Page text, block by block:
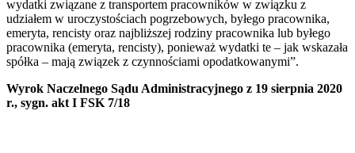
wydatki związane z transportem pracowników w związku z
udziałem w uroczystościach pogrzebowych, byłego pracownika,
emeryta, rencisty oraz najbliższej rodziny pracownika lub byłego
pracownika (emeryta, rencisty), ponieważ wydatki te – jak wskazała
spółka – mają związek z czynnościami opodatkowanymi”.
Wyrok Naczelnego Sądu Administracyjnego z 19 sierpnia 2020
r., sygn. akt I FSK 7/18